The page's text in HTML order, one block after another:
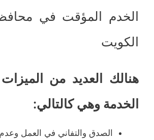
الخدم المؤقت في
الكويت
هنالك العديد من
الخدمة وهي كالتالي:
الصدق والتفاني في العمل